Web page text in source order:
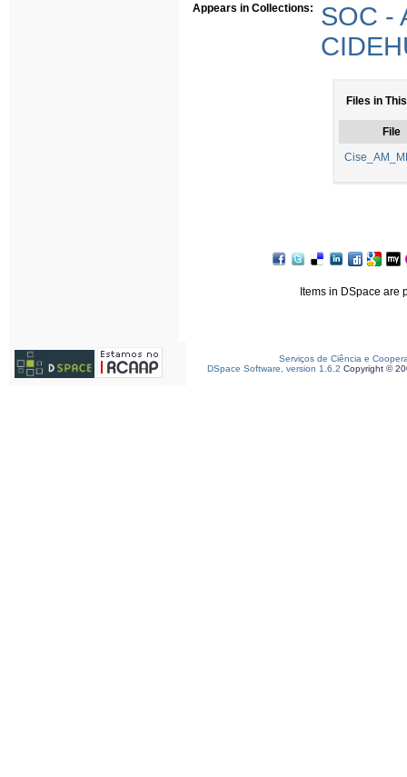
Appears in Collections:
SOC -
Files in
File
Items in DSpace are
Serviços de Ciência e
DSpace Software, version 1.6.2 Copyright ©